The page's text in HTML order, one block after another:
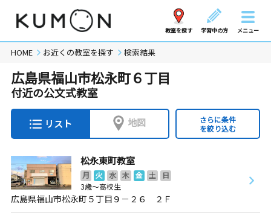
教室を探す 学習中の方 メニュー
HOME お近くの教室を探す 検索結果
広島県福山市松永町６丁目
付近の公文式教室
リスト 地図
さらに条件
を絞り込む
松永東町教室
月 火 水 木 金 土
日
3歳～高校生
広島県福山市松永町５丁目９－２６ ２Ｆ